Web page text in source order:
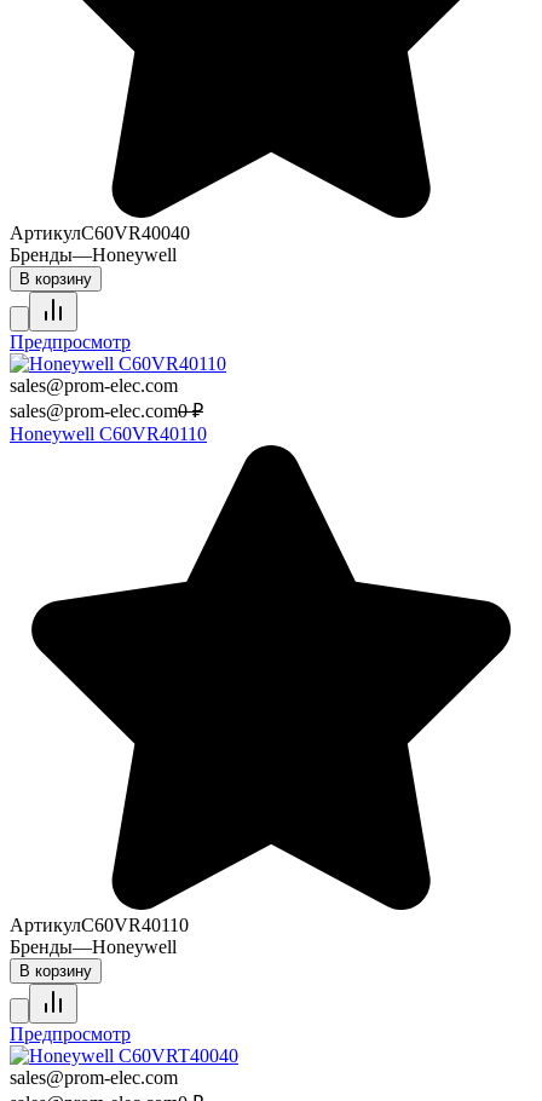
АртикулC60VR40040
Бренды—Honeywell
В корзину
Предпросмотр
sales@prom-elec.com
sales@prom-elec.com0 ₽
Honeywell C60VR40110
АртикулC60VR40110
Бренды—Honeywell
В корзину
Предпросмотр
sales@prom-elec.com